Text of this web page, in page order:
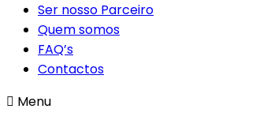
Ser nosso Parceiro
Quem somos
FAQ’s
Contactos
Menu